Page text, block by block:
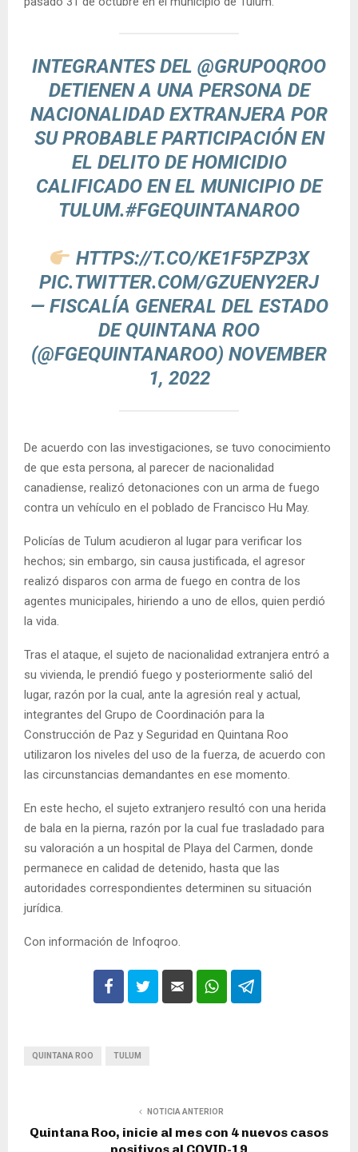
INTEGRANTES DEL @GRUPOQROO
DETIENEN A UNA PERSONA DE
NACIONALIDAD EXTRANJERA POR
SU PROBABLE PARTICIPACIÓN EN
EL DELITO DE HOMICIDIO
CALIFICADO EN EL MUNICIPIO DE
TULUM.#FGEQUINTANAROO
HTTPS://T.CO/KE1F5PZP3X
PIC.TWITTER.COM/GZUENY2ERJ
— FISCALÍA GENERAL DEL ESTADO
DE QUINTANA ROO
(@FGEQUINTANAROO) NOVEMBER
1, 2022
De acuerdo con las investigaciones, se tuvo conocimiento
de que esta persona, al parecer de nacionalidad
canadiense, realizó detonaciones con un arma de fuego
contra un vehículo en el poblado de Francisco Hu May.
Policías de Tulum acudieron al lugar para verificar los
hechos; sin embargo, sin causa justificada, el agresor
realizó disparos con arma de fuego en contra de los
agentes municipales, hiriendo a uno de ellos, quien perdió
la vida.
Tras el ataque, el sujeto de nacionalidad extranjera entró a
su vivienda, le prendió fuego y posteriormente salió del
lugar, razón por la cual, ante la agresión real y actual,
integrantes del Grupo de Coordinación para la
Construcción de Paz y Seguridad en Quintana Roo
utilizaron los niveles del uso de la fuerza, de acuerdo con
las circunstancias demandantes en ese momento.
En este hecho, el sujeto extranjero resultó con una herida
de bala en la pierna, razón por la cual fue trasladado para
su valoración a un hospital de Playa del Carmen, donde
permanece en calidad de detenido, hasta que las
autoridades correspondientes determinen su situación
jurídica.
Con información de Infoqroo.
QUINTANA ROO TULUM
NOTICIA ANTERIOR
Quintana Roo, inicie al mes con 4 nuevos casos